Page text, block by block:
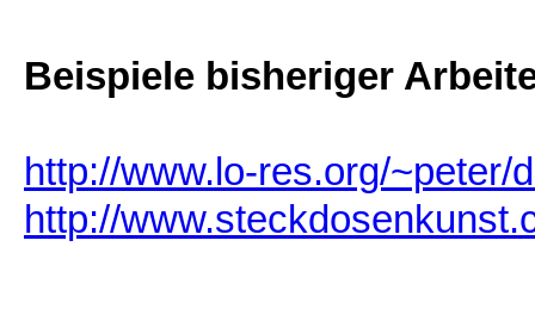
Beispiele bisheriger
http://www.lo-res.org/
http://